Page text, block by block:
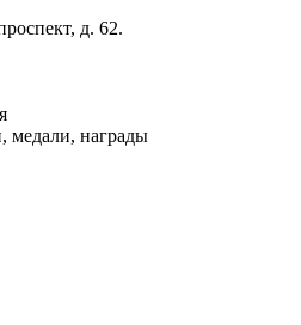
д. 62.
медали, награды